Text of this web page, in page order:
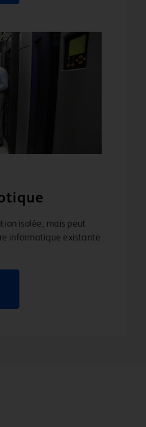
isolée, mais peut
informatique existante